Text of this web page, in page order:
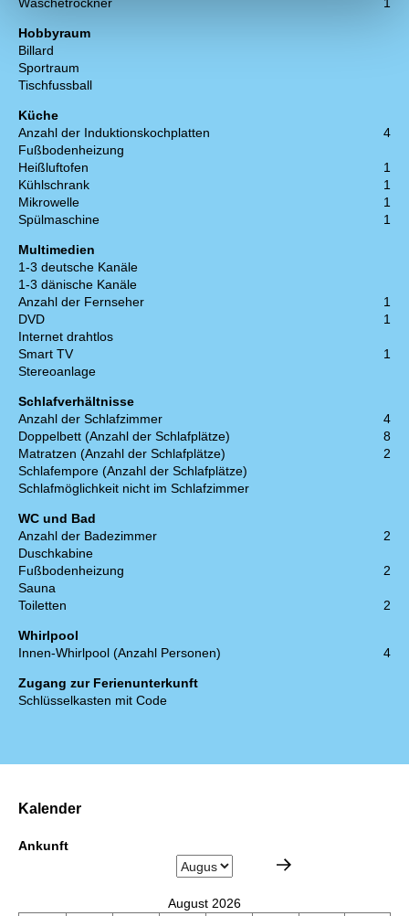
Wäschetrockner 1
Hobbyraum
Billard
Sportraum
Tischfussball
Küche
Anzahl der Induktionskochplatten
4
Fußbodenheizung
Heißluftofen
1
Kühlschrank
1
Mikrowelle
1
Spülmaschine
1
Multimedien
1-3 deutsche Kanäle
1-3 dänische Kanäle
Anzahl der Fernseher
1
DVD
1
Internet drahtlos
Smart TV
1
Stereoanlage
Schlafverhältnisse
Anzahl der Schlafzimmer
4
Doppelbett (Anzahl der Schlafplätze)
8
Matratzen (Anzahl der Schlafplätze)
2
Schlafempore (Anzahl der Schlafplätze)
Schlafmöglichkeit nicht im Schlafzimmer
WC und Bad
Anzahl der Badezimmer
2
Duschkabine
Fußbodenheizung
2
Sauna
Toiletten
2
Whirlpool
Innen-Whirlpool (Anzahl Personen)
4
Zugang zur Ferienunterkunft
Schlüsselkasten mit Code
Kalender
Ankunft
August 2026